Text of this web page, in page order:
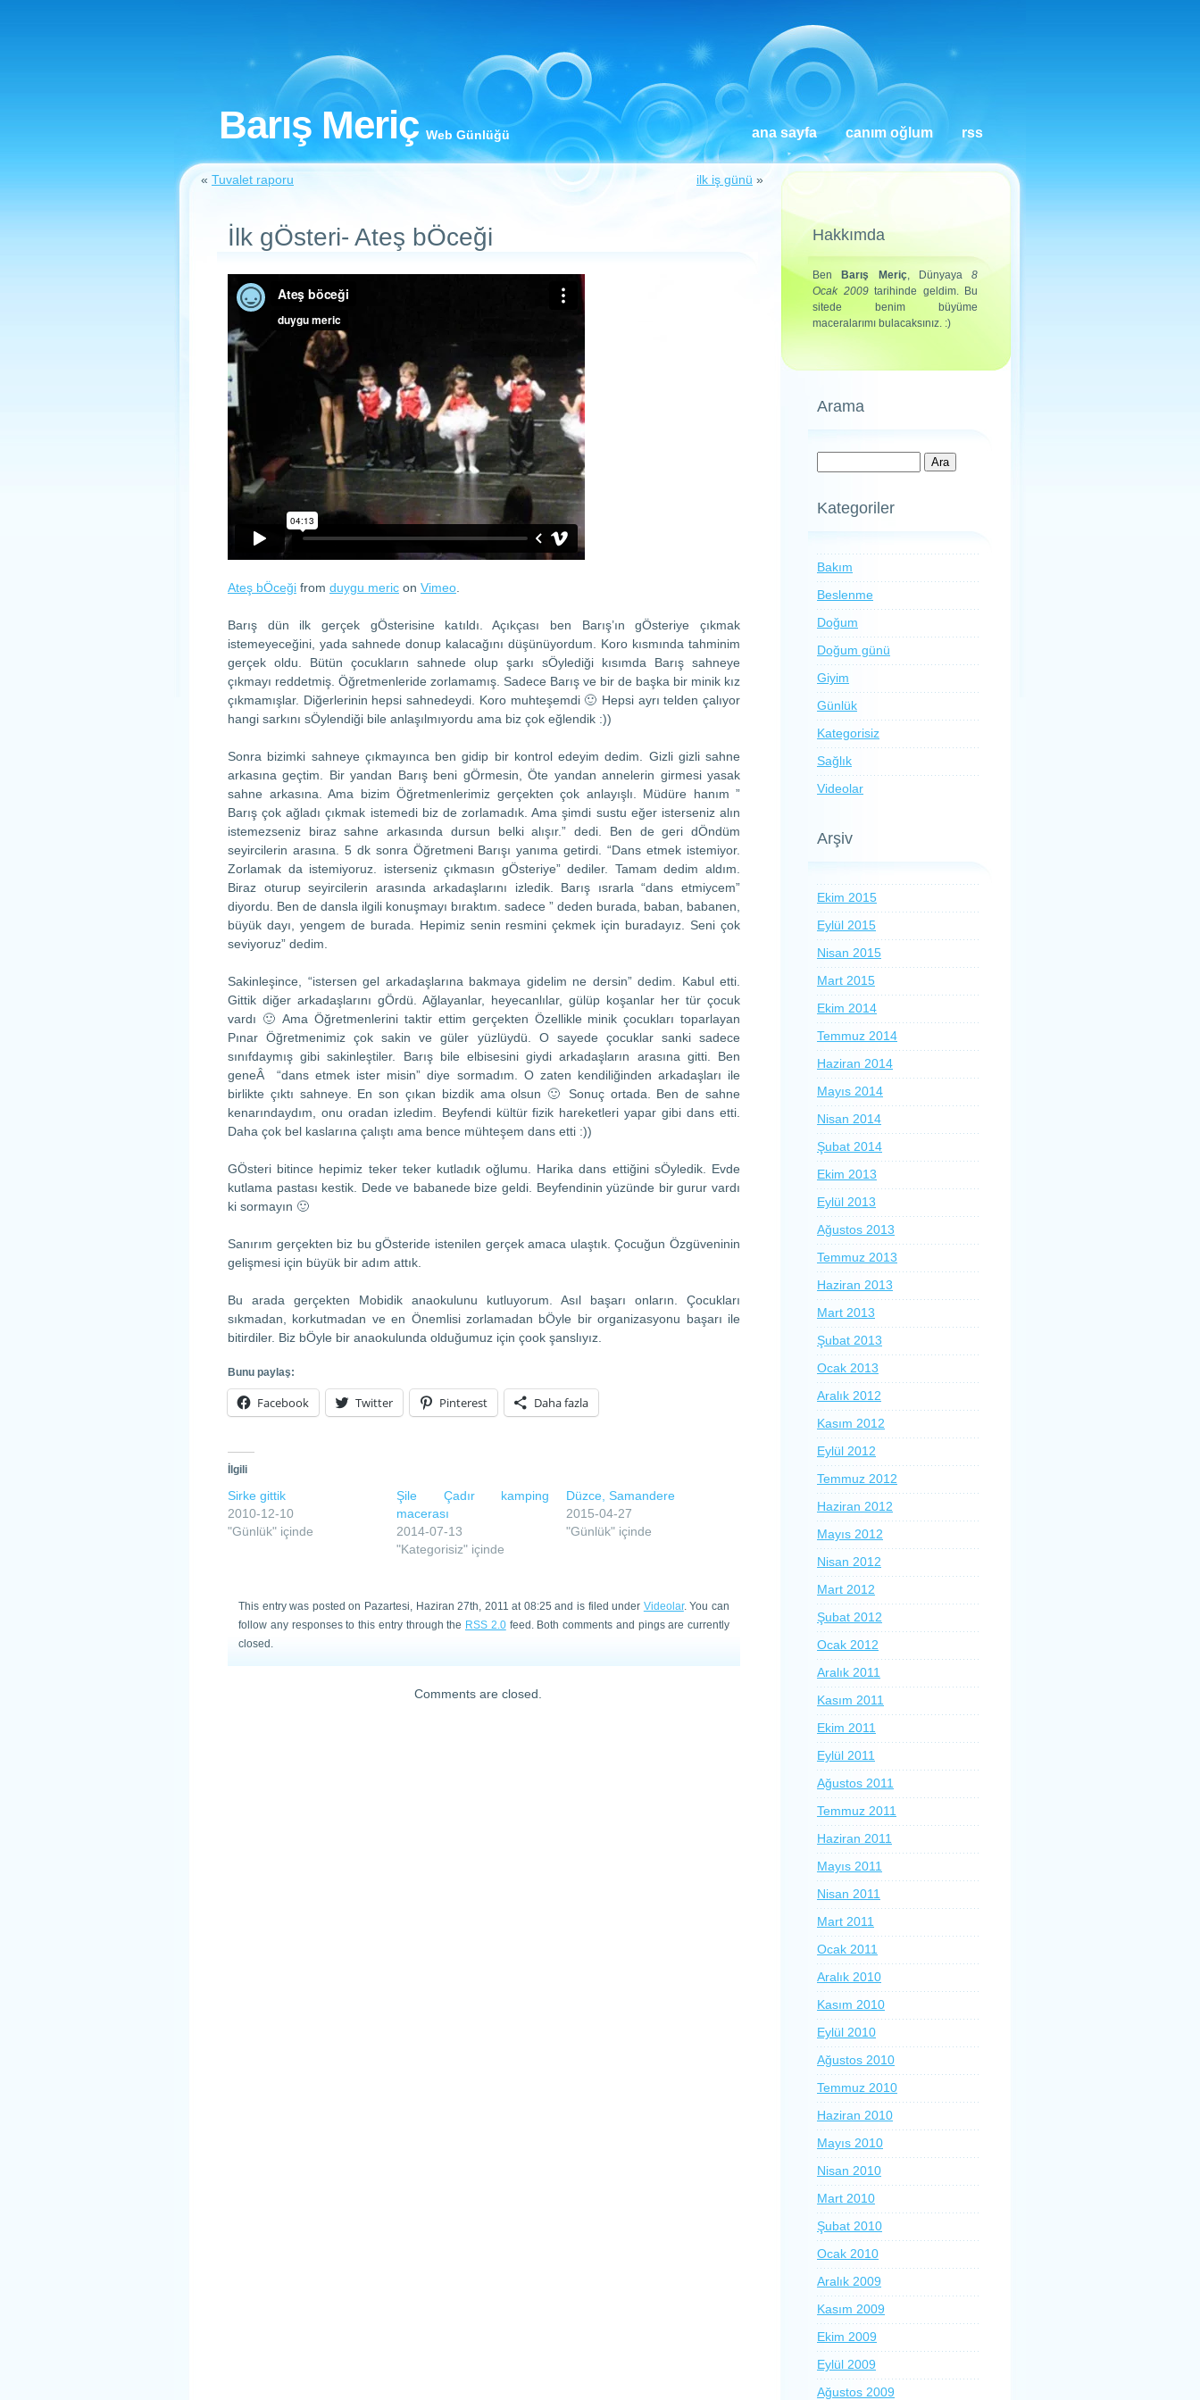
Barış Meriç Web Günlüğü ana sayfa canım oğlum rss
« Tuvalet raporu ilk iş günü »
İlk gÖsteri- Ateş bÖceği
Ateş bÖceği from duygu meric on Vimeo
Barış dün ilk gerçek gÖsterisine katıldı. Açıkçası ben Barış’ın gÖsteriye çıkmak
istemeyeceğini, yada sahnede donup kalacağını düşünüyordum. Koro kısmında tahminim
gerçek oldu. Bütün çocukların sahnede olup şarkı sÖylediği kısımda Barış sahneye
çıkmayı reddetmiş. Öğretmenleride zorlamamış. Sadece Barış ve bir de başka bir minik kız
çıkmamışlar. Diğerlerinin hepsi sahnedeydi. Koro muhteşemdi 🙂 Hepsi ayrı telden çalıyor
hangi sarkını sÖylendiği bile anlaşılmıyordu ama biz çok eğlendik :))
Sonra bizimki sahneye çıkmayınca ben gidip bir kontrol edeyim dedim. Gizli gizli sahne
arkasına geçtim. Bir yandan Barış beni gÖrmesin, Öte yandan annelerin girmesi yasak
sahne arkasına. Ama bizim Öğretmenlerimiz gerçekten çok anlayışlı. Müdüre hanım ”
Barış çok ağladı çıkmak istemedi biz de zorlamadık. Ama şimdi sustu eğer isterseniz alın
istemezseniz biraz sahne arkasında dursun belki alışır.” dedi. Ben de geri dÖndüm
seyircilerin arasına. 5 dk sonra Öğretmeni Barışı yanıma getirdi. “Dans etmek istemiyor.
Zorlamak da istemiyoruz. isterseniz çıkmasın gÖsteriye” dediler. Tamam dedim aldım.
Biraz oturup seyircilerin arasında arkadaşlarını izledik. Barış ısrarla “dans etmiycem”
diyordu. Ben de dansla ilgili konuşmayı bıraktım. sadece ” deden burada, baban, babanen,
büyük dayı, yengem de burada. Hepimiz senin resmini çekmek için buradayız. Seni çok
seviyoruz” dedim.
Sakinleşince, “istersen gel arkadaşlarına bakmaya gidelim ne dersin” dedim. Kabul etti.
Gittik diğer arkadaşlarını gÖrdü. Ağlayanlar, heyecanlılar, gülüp koşanlar her tür çocuk
vardı 🙂 Ama Öğretmenlerini taktir ettim gerçekten Özellikle minik çocukları toparlayan
Pınar Öğretmenimiz çok sakin ve güler yüzlüydü. O sayede çocuklar sanki sadece
sınıfdaymış gibi sakinleştiler. Barış bile elbisesini giydi arkadaşların arasına gitti. Ben
geneÂ “dans etmek ister misin” diye sormadım. O zaten kendiliğinden arkadaşları ile
birlikte çıktı sahneye. En son çıkan bizdik ama olsun 🙂 Sonuç ortada. Ben de sahne
kenarındaydım, onu oradan izledim. Beyfendi kültür fizik hareketleri yapar gibi dans etti.
Daha çok bel kaslarına çalıştı ama bence mühteşem dans etti :))
GÖsteri bitince hepimiz teker teker kutladık oğlumu. Harika dans ettiğini sÖyledik. Evde
kutlama pastası kestik. Dede ve babanede bize geldi. Beyfendinin yüzünde bir gurur vardı
ki sormayın 🙂
Sanırım gerçekten biz bu gÖsteride istenilen gerçek amaca ulaştık. Çocuğun Özgüveninin
gelişmesi için büyük bir adım attık.
Bu arada gerçekten Mobidik anaokulunu kutluyorum. Asıl başarı onların. Çocukları
sıkmadan, korkutmadan ve en Önemlisi zorlamadan bÖyle bir organizasyonu başarı ile
bitirdiler. Biz bÖyle bir anaokulunda olduğumuz için çook şanslıyız.
Bunu paylaş:
Facebook Twitter Pinterest Daha fazla
İlgili
Sirke gittik
2010-12-10
"Günlük" içinde
Şile Çadır kamping
macerası
2014-07-13
"Kategorisiz" içinde
Düzce, Samandere
2015-04-27
"Günlük" içinde
This entry was posted on Pazartesi, Haziran 27th, 2011 at 08:25 and is filed under Videolar. You can
follow any responses to this entry through the RSS 2.0feed. Both comments and pings are currently
closed.
Comments are closed.
Hakkımda
Ben Barış Meriç, Dünyaya 8
Ocak 2009tarihinde geldim. Bu
sitede benim büyüme
maceralarımı bulacaksınız. :)
Arama
Kategoriler
Bakım
Beslenme
Doğum
Doğum günü
Giyim
Günlük
Kategorisiz
Sağlık
Videolar
Arşiv
Ekim 2015
Eylül 2015
Nisan 2015
Mart 2015
Ekim 2014
Temmuz 2014
Haziran 2014
Mayıs 2014
Nisan 2014
Şubat 2014
Ekim 2013
Eylül 2013
Ağustos 2013
Temmuz 2013
Haziran 2013
Mart 2013
Şubat 2013
Ocak 2013
Aralık 2012
Kasım 2012
Eylül 2012
Temmuz 2012
Haziran 2012
Mayıs 2012
Nisan 2012
Mart 2012
Şubat 2012
Ocak 2012
Aralık 2011
Kasım 2011
Ekim 2011
Eylül 2011
Ağustos 2011
Temmuz 2011
Haziran 2011
Mayıs 2011
Nisan 2011
Mart 2011
Ocak 2011
Aralık 2010
Kasım 2010
Eylül 2010
Ağustos 2010
Temmuz 2010
Haziran 2010
Mayıs 2010
Nisan 2010
Mart 2010
Şubat 2010
Ocak 2010
Aralık 2009
Kasım 2009
Ekim 2009
Eylül 2009
Ağustos 2009